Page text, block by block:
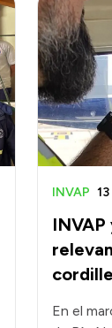
INVAP
En el